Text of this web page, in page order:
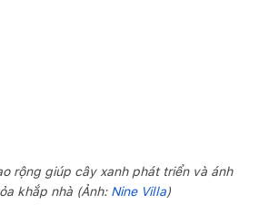
rộng giúp cây xanh phát triển và ánh
khắp nhà (Ảnh: Nine Villa)